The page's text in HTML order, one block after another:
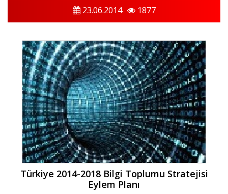
23.06.2014 1877
Türkiye 2014-2018 Bilgi Toplumu Stratejisi
Eylem Planı